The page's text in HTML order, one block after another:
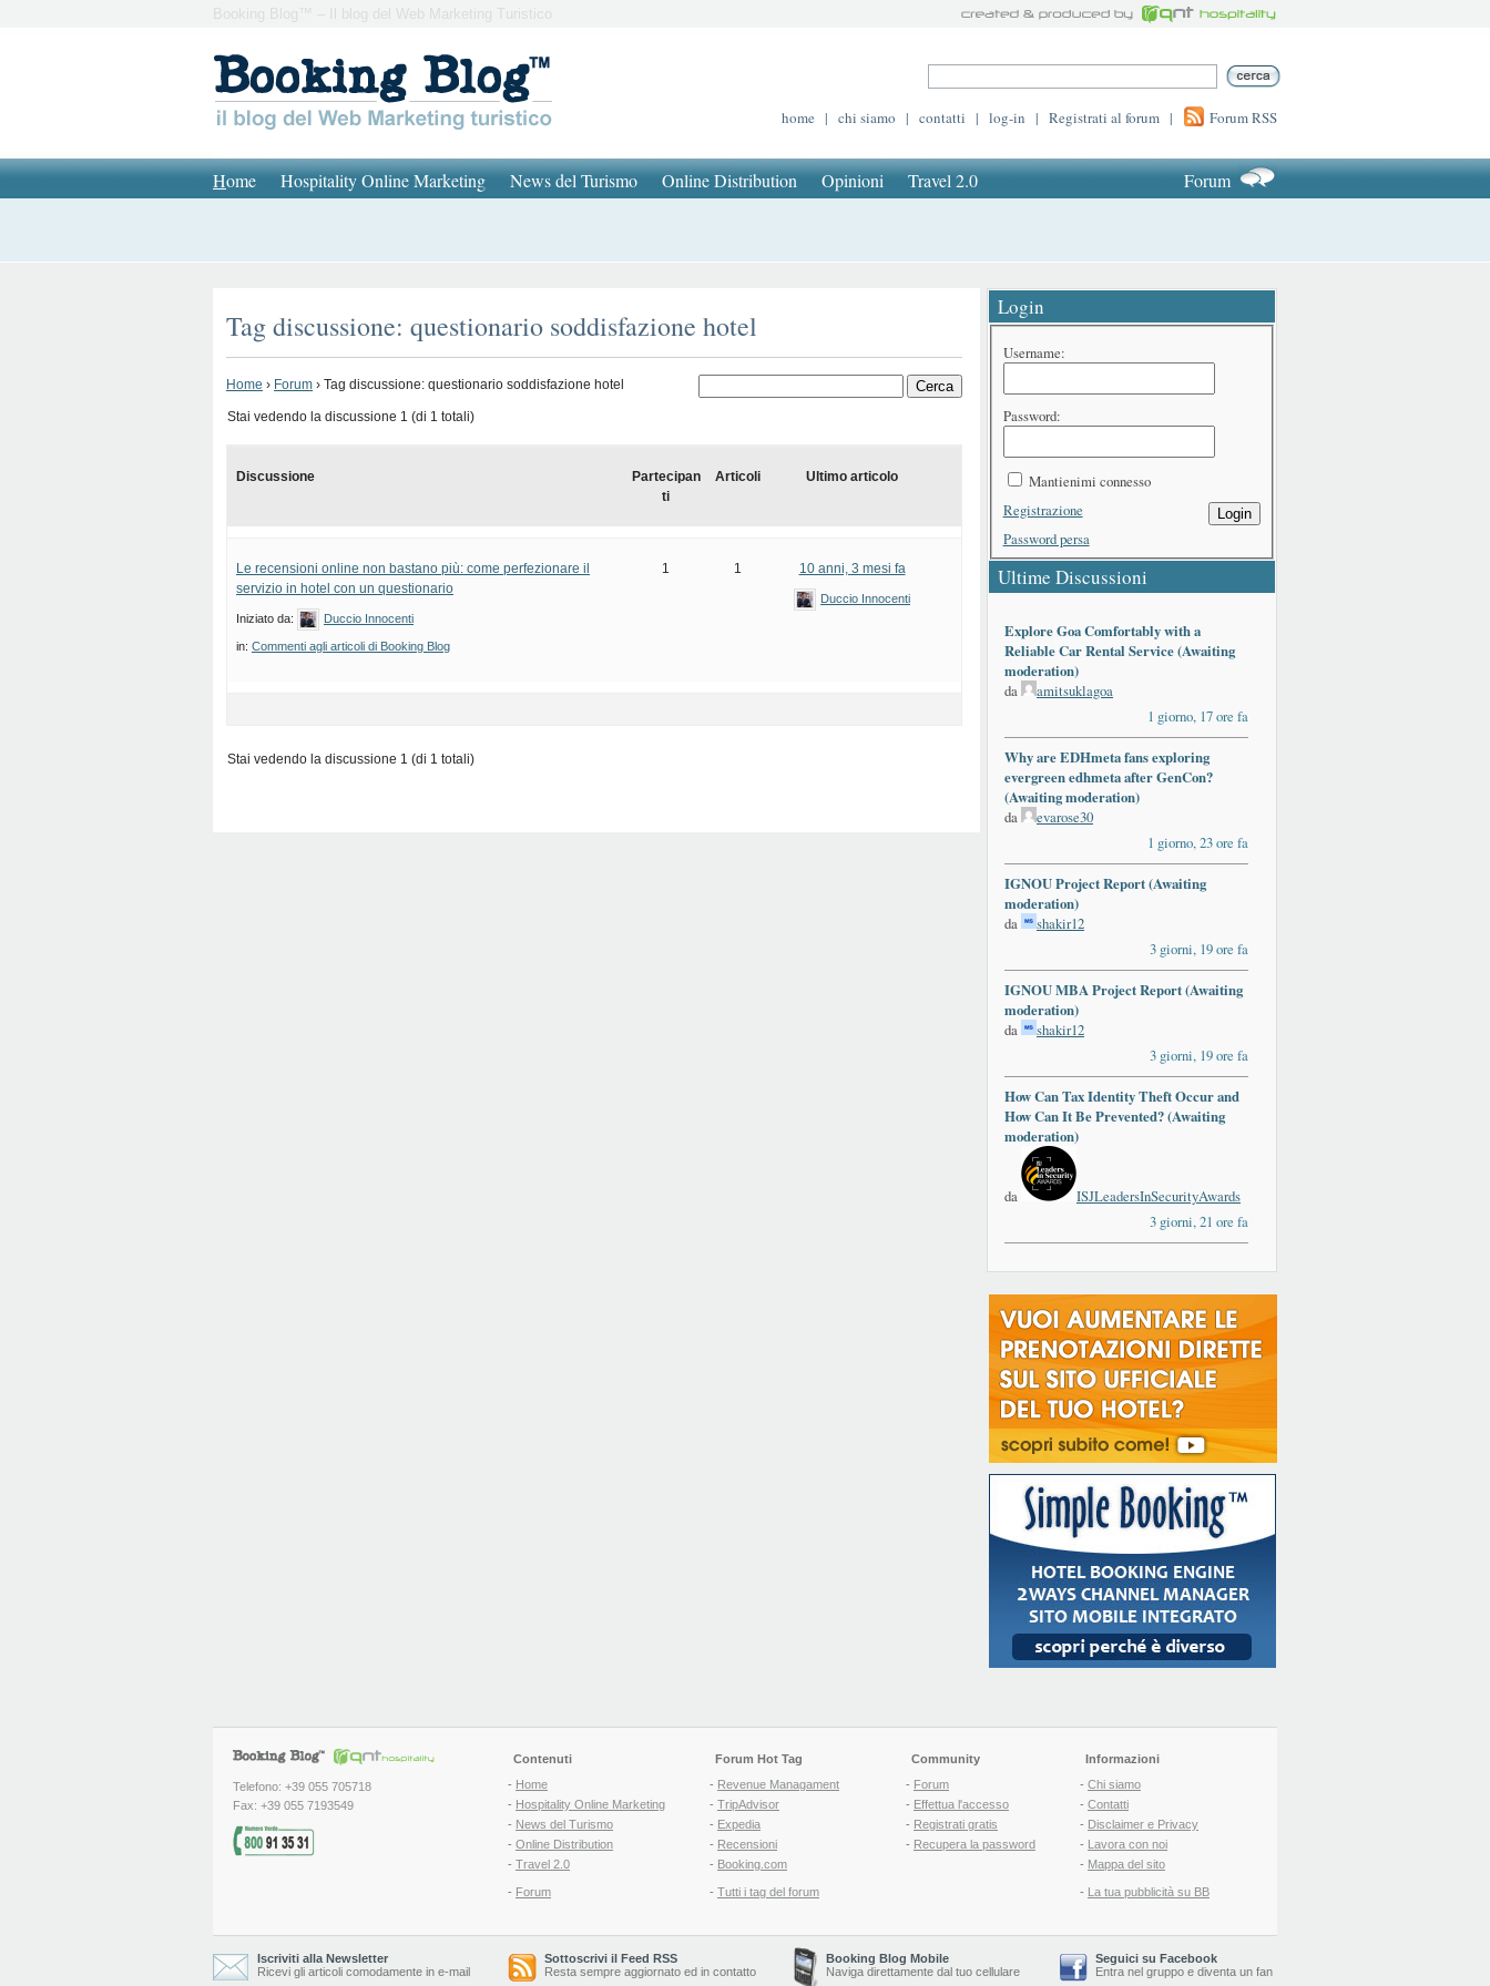
Booking Blog™ – Il blog del Web Marketing Turistico
home | chi siamo | contatti | log-in | Registrati al forum | Forum RSS
Home Hospitality Online Marketing News del Turismo Online Distribution Opinioni Travel 2.0 Forum
Tag discussione: questionario soddisfazione hotel
Home › Forum › Tag discussione: questionario soddisfazione hotel
Stai vedendo la discussione 1 (di 1 totali)
Discussione
Partecipan
ti
Articoli Ultimo articolo
Le recensioni online non bastano più: come perfezionare il
servizio in hotel con un questionario
Iniziato da: Duccio Innocenti
in: Commenti agli articoli di Booking Blog
1 1 10 anni, 3 mesi fa
Duccio Innocenti
Stai vedendo la discussione 1 (di 1 totali)
Login
Username:
Password:
Mantienimi connesso
Login
Registrazione
Password persa
Ultime Discussioni
Explore Goa Comfortably with a
Reliable Car Rental Service (Awaiting
moderation)
da
amitsuklagoa
1 giorno, 17 ore fa
Why are EDHmeta fans exploring
evergreen edhmeta after GenCon?
(Awaiting moderation)
da
evarose30
1 giorno, 23 ore fa
IGNOU Project Report (Awaiting
moderation)
da
shakir12
3 giorni, 19 ore fa
IGNOU MBA Project Report (Awaiting
moderation)
da
shakir12
3 giorni, 19 ore fa
How Can Tax Identity Theft Occur and
How Can It Be Prevented? (Awaiting
moderation)
da
ISJLeadersInSecurityAwards
3 giorni, 21 ore fa
Telefono: +39 055 705718
Fax: +39 055 7193549
Contenuti
- Home
- Hospitality Online Marketing
- News del Turismo
- Online Distribution
- Travel 2.0
- Forum
Forum Hot Tag
- Revenue Managament
- TripAdvisor
- Expedia
- Recensioni
- Booking.com
- Tutti i tag del forum
Community
- Forum
- Effettua l'accesso
- Registrati gratis
- Recupera la password
Informazioni
- Chi siamo
- Contatti
- Disclaimer e Privacy
- Lavora con noi
- Mappa del sito
- La tua pubblicità su BB
Iscriviti alla Newsletter
Ricevi gli articoli comodamente in e-mail
Sottoscrivi il Feed RSS
Resta sempre aggiornato ed in contatto
Booking Blog Mobile
Naviga direttamente dal tuo cellulare
Seguici su Facebook
Entra nel gruppo e diventa un fan